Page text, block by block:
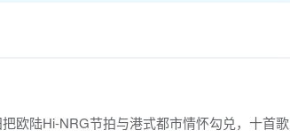
欧陆Hi-NRG节拍与港式都市情怀勾兑，十首歌